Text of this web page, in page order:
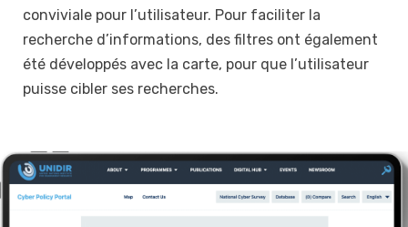
conviviale pour l’utilisateur. Pour faciliter la
recherche d’informations, des filtres ont également
été développés avec la carte, pour que l’utilisateur
puisse cibler ses recherches.